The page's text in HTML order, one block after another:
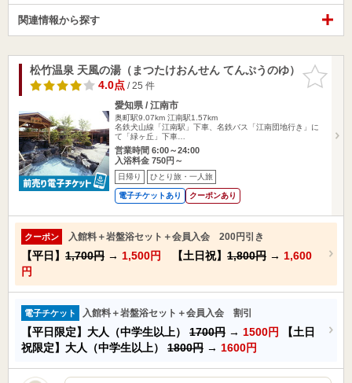
関連情報から探す
お気に入
りに追加
松竹温泉 天風の湯（まつたけおんせん てんぷうのゆ）
4.0点/ 25 件
愛知県 / 江南市
奥町駅9.07km 江南駅1.57km
名鉄犬山線「江南駅」下車、名鉄バス「江南団地行き」に
て「緑ヶ丘」下車…
営業時間 6:00～24:00
入浴料金 750円～
日帰り ひとり旅・一人旅
電子チケットあり クーポンあり
クーポン 入館料＋岩盤浴セット＋会員入会 200円引き
【平日】 1,700円 → 1,500円 【土日祝】 1,800円 → 1,600
円
電子チケット 入館料＋岩盤浴セット＋会員入会 割引
【平日限定】大人（中学生以上） 1700円 → 1500円
【土日
祝限定】大人（中学生以上） 1800円 → 1600円